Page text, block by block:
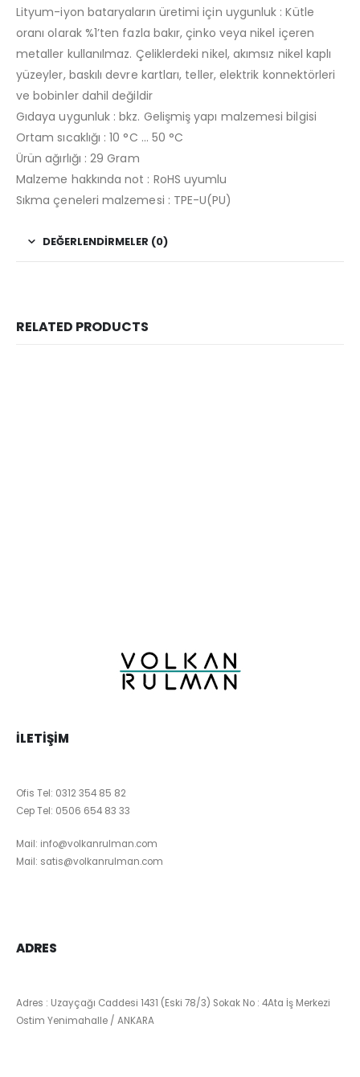
Lityum-iyon bataryaların üretimi için uygunluk : Kütle
oranı olarak %1’ten fazla bakır, çinko veya nikel içeren
metaller kullanılmaz. Çeliklerdeki nikel, akımsız nikel kaplı
yüzeyler, baskılı devre kartları, teller, elektrik konnektörleri
ve bobinler dahil değildir
Gıdaya uygunluk : bkz. Gelişmiş yapı malzemesi bilgisi
Ortam sıcaklığı : 10 °C … 50 °C
Ürün ağırlığı : 29 Gram
Malzeme hakkında not : RoHS uyumlu
Sıkma çeneleri malzemesi : TPE-U(PU)
DEĞERLENDIRMELER (0)
RELATED PRODUCTS
İLETIŞIM
Ofis Tel: 0312 354 85 82
Cep Tel: 0506 654 83 33
Mail: info@volkanrulman.com
Mail: satis@volkanrulman.com
ADRES
Adres : Uzayçağı Caddesi 1431 (Eski 78/3) Sokak No : 4Ata İş Merkezi
Ostim Yenimahalle / ANKARA